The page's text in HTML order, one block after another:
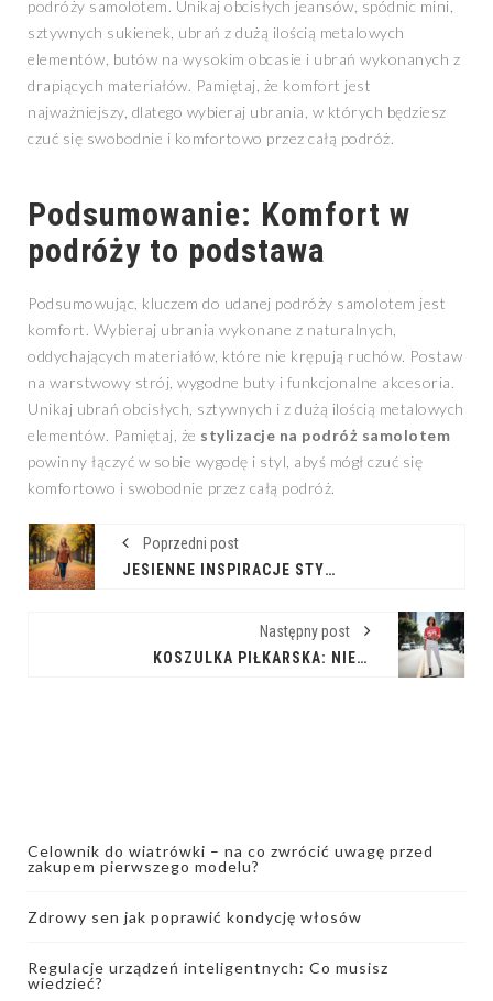
podróży samolotem. Unikaj obcisłych jeansów, spódnic mini,
sztywnych sukienek, ubrań z dużą ilością metalowych
elementów, butów na wysokim obcasie i ubrań wykonanych z
drapiących materiałów. Pamiętaj, że komfort jest
najważniejszy, dlatego wybieraj ubrania, w których będziesz
czuć się swobodnie i komfortowo przez całą podróż.
Podsumowanie: Komfort w
podróży to podstawa
Podsumowując, kluczem do udanej podróży samolotem jest
komfort. Wybieraj ubrania wykonane z naturalnych,
oddychających materiałów, które nie krępują ruchów. Postaw
na warstwowy strój, wygodne buty i funkcjonalne akcesoria.
Unikaj ubrań obcisłych, sztywnych i z dużą ilością metalowych
elementów. Pamiętaj, że stylizacje na podróż samolotem
powinny łączyć w sobie wygodę i styl, abyś mógł czuć się
komfortowo i swobodnie przez całą podróż.
Poprzedni post
JESIENNE INSPIRACJE STYLIZACYJNE NA SPACER
Następny post
KOSZULKA PIŁKARSKA: NIE TYLKO NA STADION – INSPIRACJE STYLIZACYJNE
Celownik do wiatrówki – na co zwrócić uwagę przed
zakupem pierwszego modelu?
Zdrowy sen jak poprawić kondycję włosów
Regulacje urządzeń inteligentnych: Co musisz
wiedzieć?